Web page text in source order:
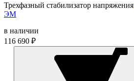
Трехфазный стабилизатор напряжения
ЭМ
в наличии
116 690 ₽